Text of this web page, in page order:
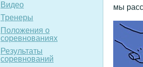
Видео
Тренеры
Положения о
соревнованиях
Результаты
соревнований
мы